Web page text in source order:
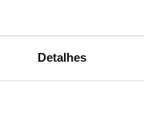
Detalhes